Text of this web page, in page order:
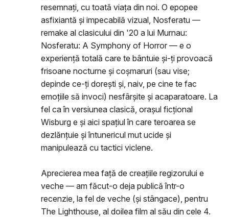
resemnați, cu toată viața din noi. O epopee
asfixiantă și impecabilă vizual, Nosferatu —
remake al clasicului din '20 a lui Murnau:
Nosferatu: A Symphony of Horror — e o
experiență totală care te bântuie și-ți provoacă
frisoane nocturne și coșmaruri (sau vise;
depinde ce-ți dorești și, naiv, pe cine te fac
emoțiile să invoci) nesfârșite și acaparatoare. La
fel ca în versiunea clasică, orașul ficțional
Wisburg e și aici spațiul în care teroarea se
dezlănțuie și întunericul mut ucide și
manipulează cu tactici viclene.
Aprecierea mea față de creațiile regizorului e
veche — am făcut-o deja publică într-o
recenzie, la fel de veche (și stângace), pentru
The Lighthouse, al doilea film al său din cele 4.